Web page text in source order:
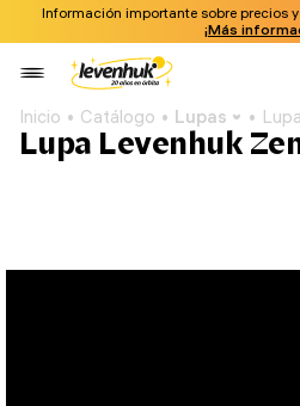
Información importante sobre precios
¡Más
Inicio Catálogo Lupas
Lupa Levenhuk